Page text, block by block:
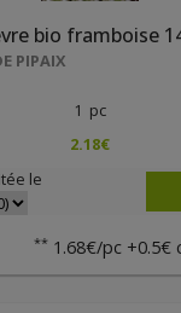
bio framboise
PIPAIX
1 pc
2.18€
le
** 1.68€/pc +0.5€